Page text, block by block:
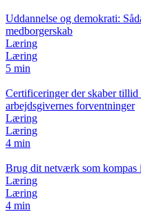
Uddannelse og demokrati:
medborgerskab
Læring
Læring
5 min
Certificeringer der skaber
arbejdsgivernes forventninger
Læring
Læring
4 min
Brug dit netværk som kompas
Læring
Læring
4 min